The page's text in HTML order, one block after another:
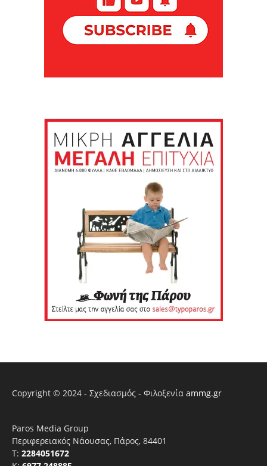
Copyright © 2024 - Σχεδιασμός - Φιλοξενία ammg.gr
Paros Media Group
Περιφερειακός Νάουσας, Πάρος, 84401
T: 2284051672